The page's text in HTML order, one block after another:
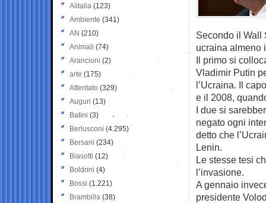
Secondo il Wall
ucraina almeno
Il primo si
Vladimir Putin
l’Ucraina. Il
e il 2008,
I due si
negato ogni
detto che
Lenin.
Le stesse tesi
l’invasione.
A gennaio
presidente
Alitalia (123)
Ambiente (341)
AN (210)
Animali (74)
Arancioni (2)
arte (175)
Attentato (329)
Auguri (13)
Batini (3)
Berlusconi (4.295)
Bersani (234)
Biasotti (12)
Boldrini (4)
Bossi (1.221)
Brambilla (38)